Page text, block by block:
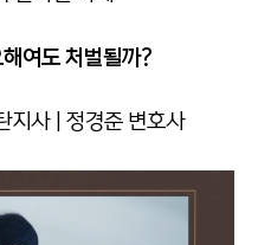
여도 처벌될까?
지사 | 정경준 변호사